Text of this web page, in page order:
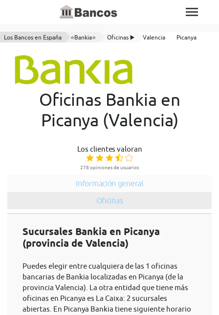
Los Bancos en España ⭐Bankia⭐ Oficinas ▶️ Valencia Picanya
Oficinas Bankia en
Picanya (Valencia)
Los clientes valoran
278 opiniones de usuarios
Información general
Oficinas
Sucursales Bankia en Picanya
(provincia de Valencia)
Puedes elegir entre cualquiera de las 1 oficinas
bancarias de Bankia localizadas en Picanya (de la
provincia Valencia). La otra entidad que tiene más
oficinas en Picanya es La Caixa: 2 sucursales
abiertas. En Picanya Bankia tiene siguiente horario